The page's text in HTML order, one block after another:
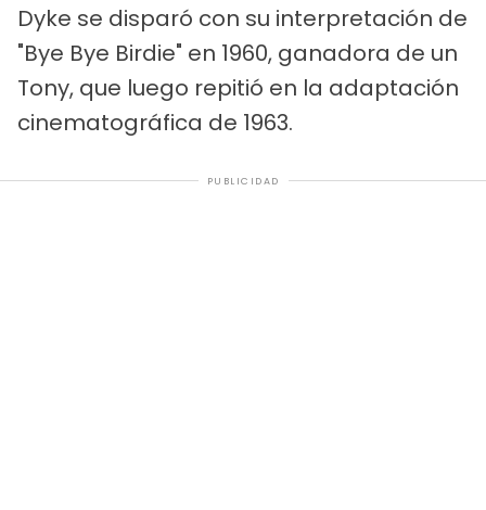
Dyke se disparó con su interpretación de
"Bye Bye Birdie" en 1960, ganadora de un
Tony, que luego repitió en la adaptación
cinematográfica de 1963.
PUBLICIDAD